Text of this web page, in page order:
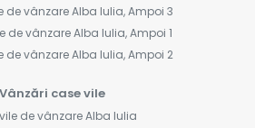
de vânzare Alba Iulia, Ampoi 3
de vânzare Alba Iulia, Ampoi 1
de vânzare Alba Iulia, Ampoi 2
Vânzări case vile
de vânzare Alba Iulia